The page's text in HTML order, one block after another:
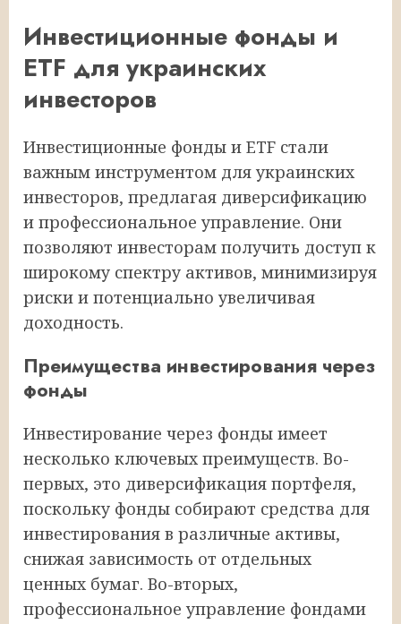
Инвестиционные фонды и
ETF для украинских
инвесторов
Инвестиционные фонды и ETF стали
важным инструментом для украинских
инвесторов, предлагая диверсификацию
и профессиональное управление. Они
позволяют инвесторам получить доступ к
широкому спектру активов, минимизируя
риски и потенциально увеличивая
доходность.
Преимущества инвестирования через
фонды
Инвестирование через фонды имеет
несколько ключевых преимуществ. Во-
первых, это диверсификация портфеля,
поскольку фонды собирают средства для
инвестирования в различные активы,
снижая зависимость от отдельных
ценных бумаг. Во-вторых,
профессиональное управление фондами